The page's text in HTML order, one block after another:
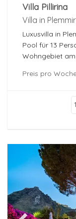
Villa Pillirina
Villa in
Luxusvilla in
Pool für 13
Wohngebiet
Preis pro